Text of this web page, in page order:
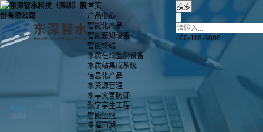
首页
产品中心
智能化产品
智能感知设备
智能终端
水质在线监测设备
水质站集成系统
信息化产品
水资源管理
水旱灾害防御
数字孪生工程
智能监控
幸福河湖
400-118-6008